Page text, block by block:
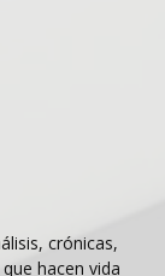
crónicas,
hacen vida